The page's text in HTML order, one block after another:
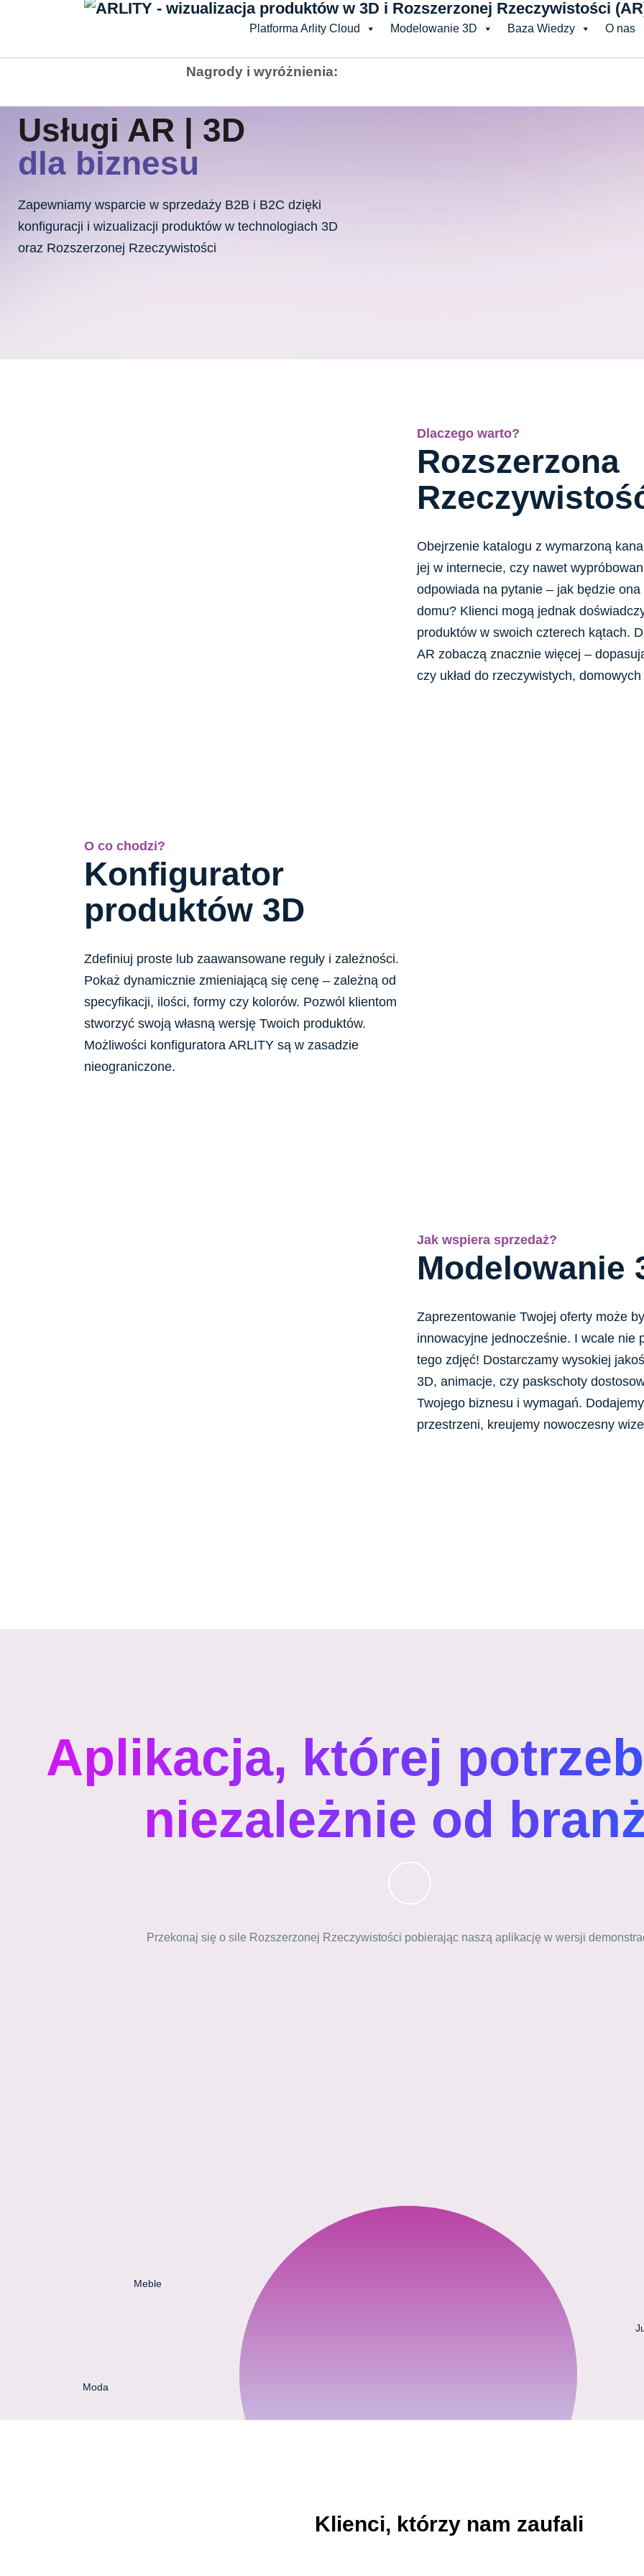
Platforma Arlity Cloud Modelowanie 3D Baza Wiedzy O nas
Nagrody i wyróżnienia:
Usługi AR | 3D
dla biznesu
Zapewniamy wsparcie w sprzedaży B2B i B2C dzięki
konfiguracji i wizualizacji produktów w technologiach 3D
oraz Rozszerzonej Rzeczywistości
Dlaczego warto?
Rozszerzona
Obejrzenie katalogu z wymarzoną
jej w internecie, czy nawet
odpowiada na pytanie – jak będzie
domu? Klienci mogą jednak
produktów w swoich czterech kątach.
AR zobaczą znacznie więcej –
czy układ do rzeczywistych,
O co chodzi?
Konfigurator
produktów 3D
Zdefiniuj proste lub zaawansowane reguły i zależności.
Pokaż dynamicznie zmieniającą się cenę – zależną od
specyfikacji, ilości, formy czy kolorów. Pozwól klientom
stworzyć swoją własną wersję Twoich produktów.
Możliwości konfiguratora ARLITY są w zasadzie
nieograniczone.
Jak wspiera sprzedaż?
Modelowanie
Zaprezentowanie Twojej oferty może
innowacyjne jednocześnie. I wcale nie
tego zdjęć! Dostarczamy wysokiej
3D, animacje, czy paskschoty
Twojego biznesu i wymagań.
przestrzeni, kreujemy nowoczesny
Aplikacja, której
niezależnie od
Przekonaj się o sile Rozszerzonej Rzeczywistości pobierając naszą aplikację w wersji
Meble
Moda
Klienci, którzy nam zaufali